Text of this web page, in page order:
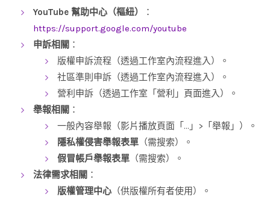
YouTube 幫助中心（樞紐）
：
https://support.google.com/youtube
申訴相關 ：
版權申訴流程（透過工作室內流程進入）。
社區準則申訴（透過工作室內流程進入）。
營利申訴（透過工作室「營利」頁面進入）。
舉報相關 ：
一般內容舉報（影片播放頁面「…」>「舉報」）。
隱私權侵害舉報表單 （需搜索）。
假冒帳戶舉報表單 （需搜索）。
法律需求相關 ：
版權管理中心 （供版權所有者使用）。